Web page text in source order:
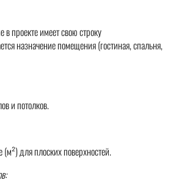
проекте имеет свою строку
назначение помещения (гостиная, спальня,
и потолков.
для плоских поверхностей.